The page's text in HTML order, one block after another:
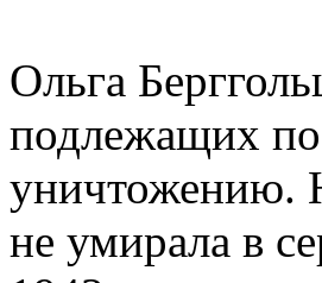
Ольга
подлежащих
уничтожению.
не умирала в